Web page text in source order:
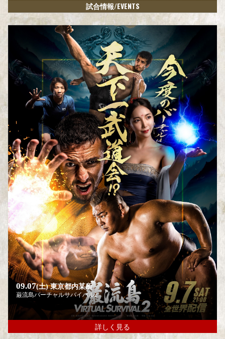
試合情報/EVENTS
09.07(土)東京都内某所
巌流島バーチャルサバイバル2
詳しく見る